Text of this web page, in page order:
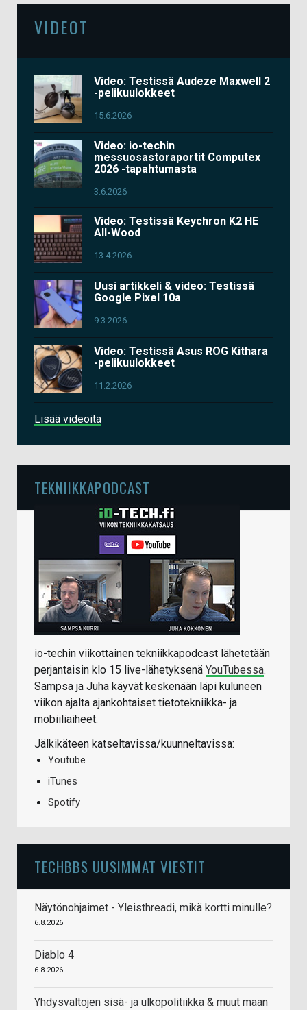
VIDEOT
Video: Testissä Audeze Maxwell 2
-pelikuulokkeet
15.6.2026
Video: io-techin
messuosastoraportit Computex
2026 -tapahtumasta
3.6.2026
Video: Testissä Keychron K2 HE
All-Wood
13.4.2026
Uusi artikkeli & video: Testissä
Google Pixel 10a
9.3.2026
Video: Testissä Asus ROG Kithara
-pelikuulokkeet
11.2.2026
Lisää videoita
TEKNIIKKAPODCAST
io-techin viikottainen tekniikkapodcast lähetetään
perjantaisin klo 15 live-lähetyksenä YouTubessa.
Sampsa ja Juha käyvät keskenään läpi kuluneen
viikon ajalta ajankohtaiset tietotekniikka- ja
mobiiliaiheet.
Jälkikäteen katseltavissa/kuunneltavissa:
Youtube
iTunes
Spotify
TECHBBS UUSIMMAT VIESTIT
Näytönohjaimet - Yleisthreadi, mikä kortti minulle?
6.8.2026
Diablo 4
6.8.2026
Yhdysvaltojen sisä- ja ulkopolitiikka & muut maan